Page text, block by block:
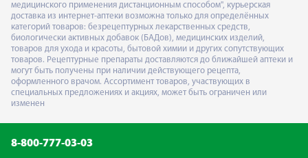
медицинского применения дистанционным способом", курьерская
доставка из интернет-аптеки возможна только для определённых
категорий товаров: безрецептурных лекарственных средств,
биологически активных добавок (БАДов), медицинских изделий,
товаров для ухода и красоты, бытовой химии и других сопутствующих
товаров. Рецептурные препараты доставляются до ближайшей аптеки и
могут быть получены при наличии действующего рецепта,
оформленного врачом. Ассортимент товаров, участвующих в
специальных предложениях и акциях, может быть ограничен или
изменен
8-800-777-03-03